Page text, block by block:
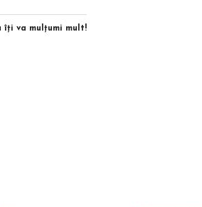
îţi va mulţumi mult!